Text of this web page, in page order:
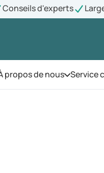
Conseils d'experts
propos de nousOuvrez le
Service